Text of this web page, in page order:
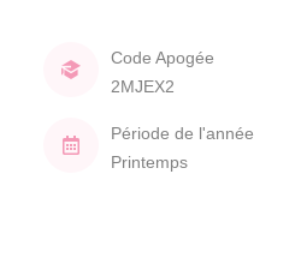
Code Apogée
2MJEX2
Période de l'année
Printemps